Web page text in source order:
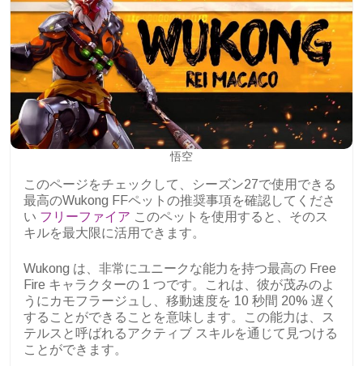
悟空
このページをチェックして、シーズン27で使用できる
最高のWukong FFペットの推奨事項を確認してくださ
い フリーファイア このペットを使用すると、そのス
キルを最大限に活用できます。
Wukong は、非常にユニークな能力を持つ最高の Free
Fire キャラクターの 1 つです。これは、彼が茂みのよ
うにカモフラージュし、移動速度を 10 秒間 20% 遅く
することができることを意味します。この能力は、ス
テルスと呼ばれるアクティブ スキルを通じて見つける
ことができます。